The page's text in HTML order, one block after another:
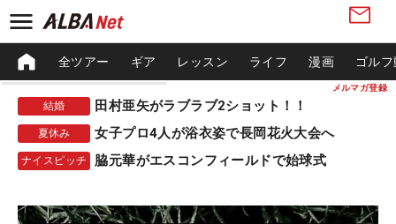
メルマガ登録
全ツアー ギア レッスン ライフ 漫画 ゴル
結婚 田村亜矢がラブラブ2ショット！！
夏休み 女子プロ4人が浴衣姿で長岡花火大会へ
ナイスピッチ 脇元華がエスコンフィールドで始球式